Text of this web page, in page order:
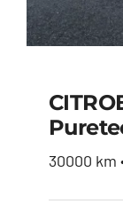
30000 km